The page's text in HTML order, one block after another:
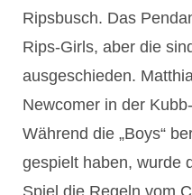
Ripsbusch. Das
Rips-Girls, aber die
ausgeschieden.
Newcomer in der
Während die „Boys“
gespielt haben, wurde